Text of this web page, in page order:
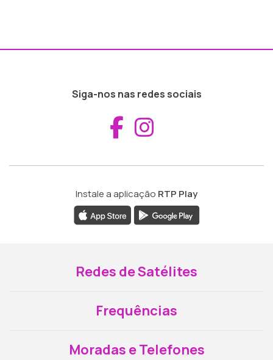
Siga-nos nas redes sociais
Aceder ao
Instale a aplicação RTP Play
Redes de Satélites
Frequências
Moradas e Telefones